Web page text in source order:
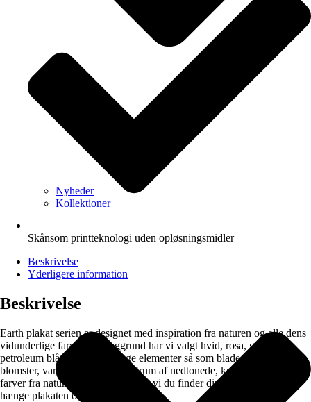
Nyheder
Kollektioner
Skånsom printteknologi uden opløsningsmidler
Beskrivelse
Yderligere information
Beskrivelse
Earth plakat serien er designet med inspiration fra naturen og alle dens
vidunderlige farver! Til baggrund har vi valgt hvid, rosa, grøn og
petroleum blå, imens de mange elementer så som blade, fjer, tekst og
blomster, variere i et bredt spektrum af nedtonede, kølige og friske
farver fra naturen. Som altid håber vi du finder din egen grund til at
hænge plakaten op på din væg.